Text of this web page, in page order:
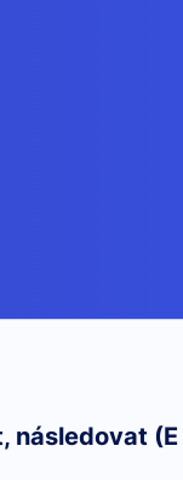
následovat